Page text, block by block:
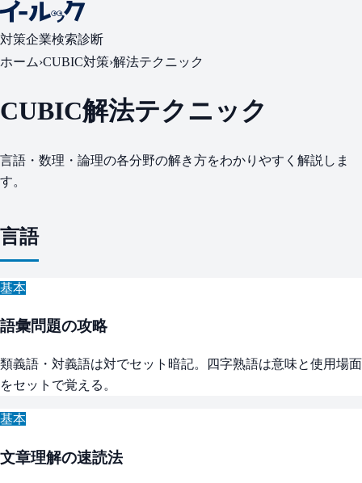
対策企業検索診断
ホーム›CUBIC対策›解法テクニック
CUBIC解法テクニック
言語・数理・論理の各分野の解き方をわかりやすく解説しま
す。
言語
基本
語彙問題の攻略
類義語・対義語は対でセット暗記。四字熟語は意味と使用場面
をセットで覚える。
基本
文章理解の速読法